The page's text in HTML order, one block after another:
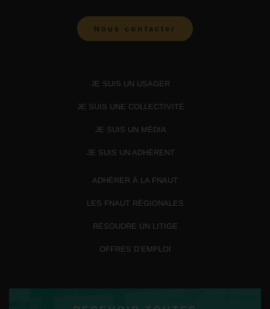
Nous contacter
JE SUIS UN USAGER
JE SUIS UNE COLLECTIVITÉ
JE SUIS UN MÉDIA
JE SUIS UN ADHÉRENT
ADHÉRER À LA FNAUT
LES FNAUT RÉGIONALES
RÉSOUDRE UN LITIGE
OFFRES D’EMPLOI